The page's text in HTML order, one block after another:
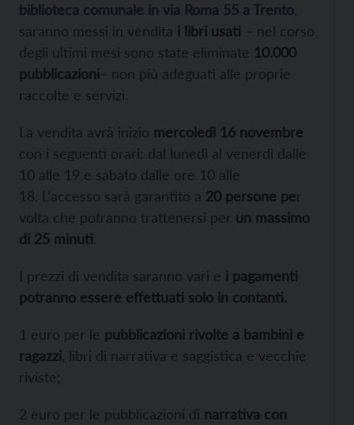
biblioteca comunale in via Roma 55 a Trento
saranno messi in vendita i libri usati – nel corso
degli ultimi mesi sono state eliminate 10.000
pubblicazioni– non più adeguati alle proprie
raccolte e servizi.
La vendita avrà inizio mercoledì 16 novembre
con i seguenti orari: dal lunedì al venerdì dalle
10 alle 19 e sabato dalle ore 10 alle
18. L’accesso sarà garantito a 20 persone per
volta che potranno trattenersi per un massimo
di 25 minuti.
I prezzi di vendita saranno vari e i pagamenti
potranno essere effettuati solo in contanti.
1 euro per le pubblicazioni rivolte a bambini e
ragazzi , libri di narrativa e saggistica e vecchie
riviste;
2 euro per le pubblicazioni di narrativa con